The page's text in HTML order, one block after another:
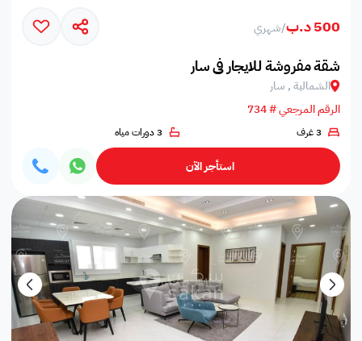
500 د.ب /شهري
شقة مفروشة للايجار في سار
الشمالية , سار
الرقم المرجعي # 734
3 غرف 3 دورات مياه
استأجر الآن